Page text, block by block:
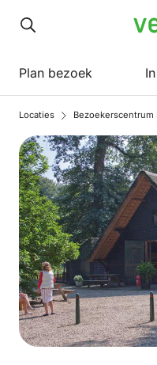
Plan bezoek
Locaties Bezoekerscentrum